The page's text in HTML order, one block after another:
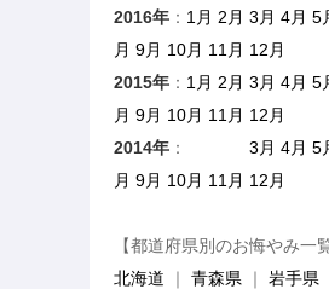
2016年 ： 1月 2月 3月 4月 5
月 9月 10月 11月 12月
2015年 ： 1月 2月 3月 4月 5
月 9月 10月 11月 12月
2014年 ： 3月 4月 5
月 9月 10月 11月 12月
【都道府県別のお悔やみ一覧
北海道 ｜ 青森県 ｜ 岩手県